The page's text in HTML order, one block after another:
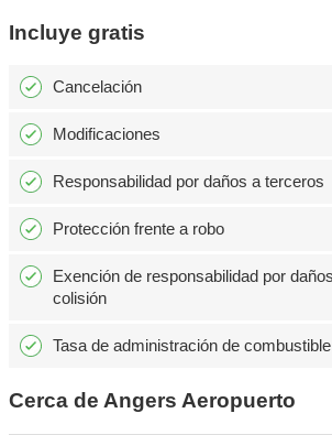
Incluye gratis
Cancelación
Modificaciones
Responsabilidad por daños a terceros
Protección frente a robo
Exención de responsabilidad por
colisión
Tasa de administración de combustible
Cerca de Angers Aeropuerto